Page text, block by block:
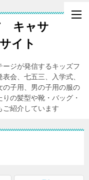
キャサ
イト
ジが発信するキッズフ
会、七五三、入学式、
子用、男の子用の服の
の髪型や靴・バッグ・
ご紹介しています